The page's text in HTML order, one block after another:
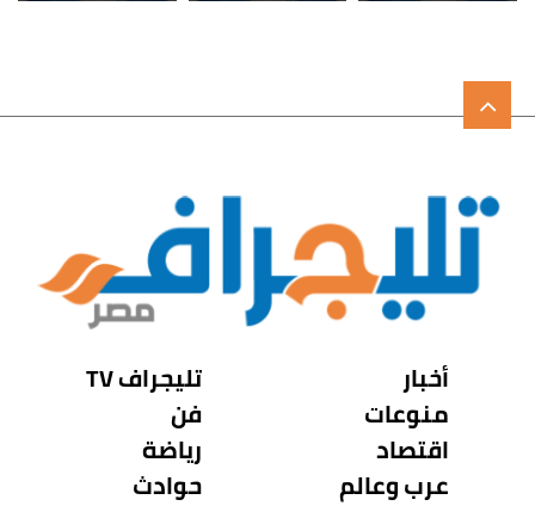
أخبار
منوعات
اقتصاد
عرب وعالم
تليجراف TV
فن
رياضة
حوادث